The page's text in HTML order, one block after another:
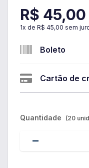
R$ 45,00
1x de R$ 45,00 sem
Boleto
Cartão de
Quantidade (20